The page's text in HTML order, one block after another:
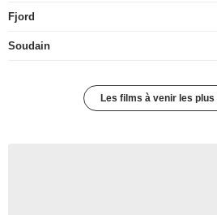
Fjord
Soudain
Les films à venir les